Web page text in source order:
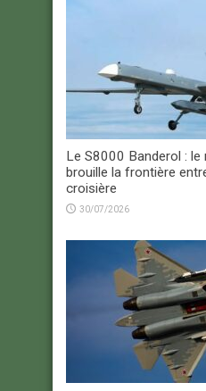
Le S8000 Banderol :
brouille la frontière
croisière
30/07/2026